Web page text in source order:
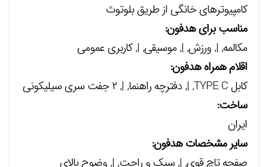
کامپیوترهای خانگی از طریق بلوتوث
مناسب برای هدفون:
مکالمه, |, ورزش, |, موسیقی, |, کاربری عمومی
اقلام همراه هدفون:
کابل TYPE C, |, دفترچه راهنما, |, ۲ جفت سری سیلیکونی
ساخت:
ایران
سایر مشخصات هدفون:
صفحه تاچ قوی, |, سبک و راحت, |, وضوح بالای